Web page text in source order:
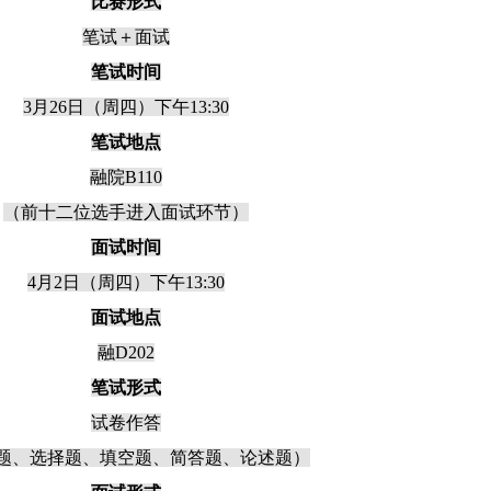
笔试＋面试
笔试时间
3月26日（周四）下午13:30
笔试地点
融院B110
（前十二位选手进入面试环节）
面试时间
4月2日（周四）下午13:30
面试地点
融D202
笔试形式
试卷作答
、选择题、填空题、简答题、论述题）